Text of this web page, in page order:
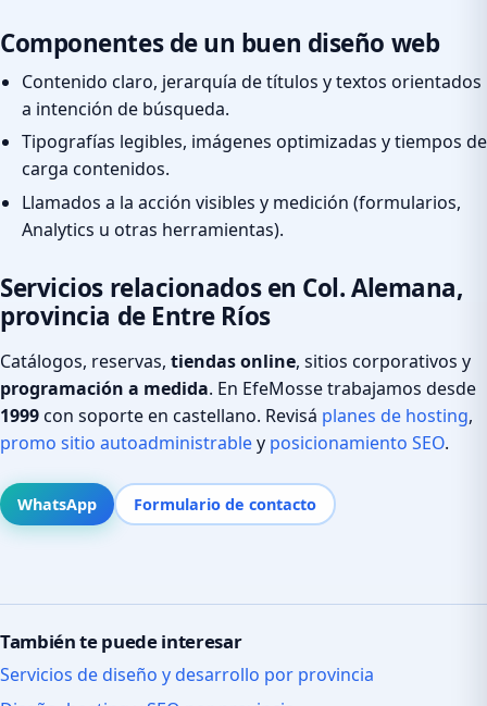
Componentes de un buen diseño web
Contenido claro, jerarquía de títulos y textos orientados
a intención de búsqueda.
Tipografías legibles, imágenes optimizadas y tiempos de
carga contenidos.
Llamados a la acción visibles y medición (formularios,
Analytics u otras herramientas).
Servicios relacionados en Col. Alemana,
provincia de Entre Ríos
Catálogos, reservas, tiendas online, sitios corporativos y
programación a medida. En EfeMosse trabajamos desde
1999con soporte en castellano. Revisá planes de hosting,
promo sitio autoadministrabley posicionamiento SEO.
WhatsApp Formulario de contacto
También te puede interesar
Servicios de diseño y desarrollo por provincia